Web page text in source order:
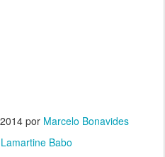
por Marcelo Bonavides
Lamartine Babo